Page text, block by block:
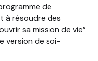
de
à résoudre des
sa mission de vie”
version de soi-